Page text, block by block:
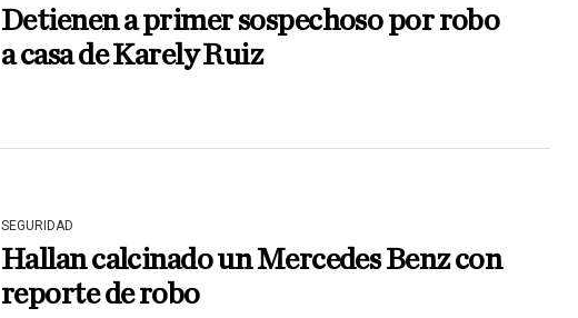
Detienen a primer sospechoso por robo
a casa de Karely Ruiz
SEGURIDAD
Hallan calcinado un Mercedes Benz con
reporte de robo